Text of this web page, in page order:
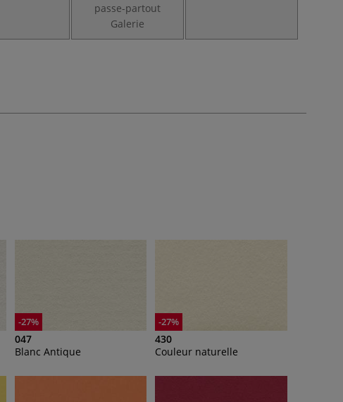
passe-partout
Galerie
-27%
047
Blanc Antique
-27%
430
Couleur naturelle